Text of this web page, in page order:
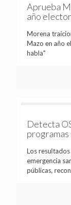
Aprueba
año
Morena
Mazo en año
habla"
Detecta
programas
Los
emergencia
públicas,